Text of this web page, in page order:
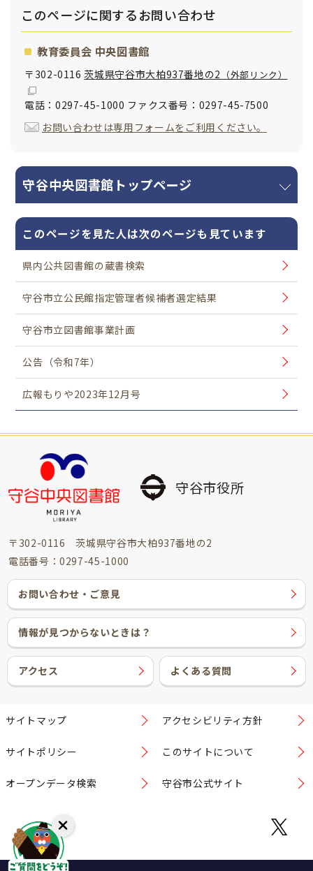
このページに関するお問い合わせ
教育委員会 中央図書館
〒302-0116茨城県守谷市大柏937番地の2 （外部リンク）
電話：0297-45-1000 ファクス番号：0297-45-7500
お問い合わせは専用フォームをご利用ください。
守谷中央図書館トップページ
このページを見た人は次のページも見ています
県内公共図書館の蔵書検索
守谷市立公民館指定管理者候補者選定結果
守谷市立図書館事業計画
公告（令和7年）
広報もりや2023年12月号
守谷市役所
〒302-0116 茨城県守谷市大柏937番地の2
電話番号：0297-45-1000
お問い合わせ・ご意見
情報が見つからないときは？
アクセス よくある質問
サイトマップ アクセシビリティ方針
サイトポリシー このサイトについて
オープンデータ検索 守谷市公式サイト